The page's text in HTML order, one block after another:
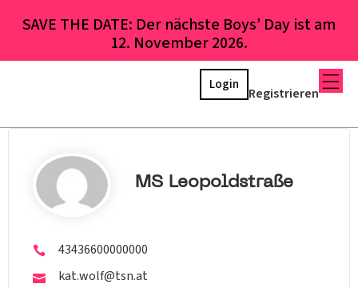
SAVE THE DATE: Der nächste Boys’ Day ist am
12. November 2026.
Registrieren
Login
MS Leopoldstraße
43436600000000
kat.wolf@tsn.at